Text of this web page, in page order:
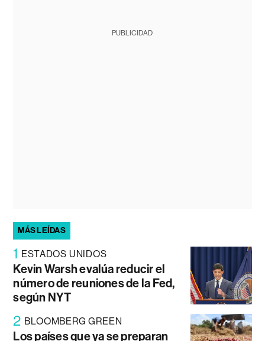
PUBLICIDAD
MÁS LEÍDAS
1 ESTADOS UNIDOS
Kevin Warsh evalúa reducir el
número de reuniones de la Fed,
según NYT
2 BLOOMBERG GREEN
Los países que ya se preparan